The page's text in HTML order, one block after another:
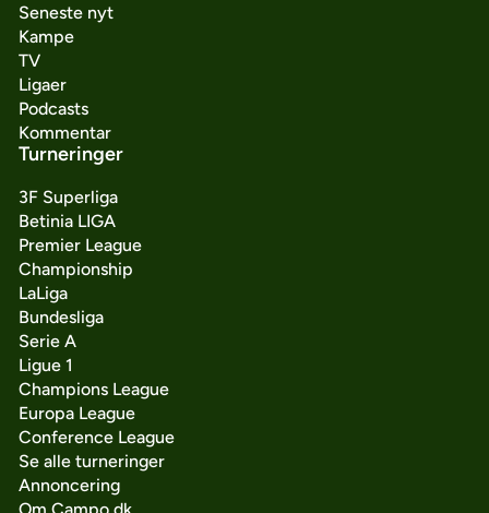
Seneste nyt
Kampe
TV
Ligaer
Podcasts
Kommentar
Turneringer
3F Superliga
Betinia LIGA
Premier League
Championship
LaLiga
Bundesliga
Serie A
Ligue 1
Champions League
Europa League
Conference League
Se alle turneringer
Annoncering